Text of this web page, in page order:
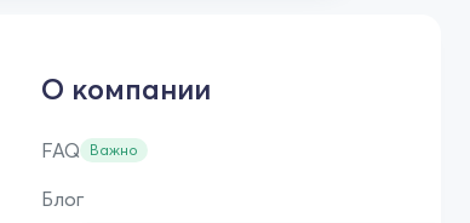
О компании
FAQ Важно
Блог